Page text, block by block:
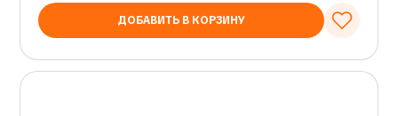
ДОБАВИТЬ В КОРЗИНУ